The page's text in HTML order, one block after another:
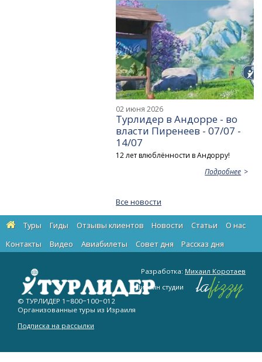
02 июня 2026
Турлидер в Андорре - во
власти Пиренеев - 07/07 -
14/07
12 лет влюблённости в Андорру!
Подробнее
Все новости
Туры Гиды Отзывы клиентов Новости Статьи
О нас
Контакты
Видео Авиабилеты Cовет дня Рассказ дня
© ТУРЛИДЕР 1−800−100−012
Организованные туры из Израиля
Подписка на рассылки
Разработка: Михаил Коротаев
Дизайн студии